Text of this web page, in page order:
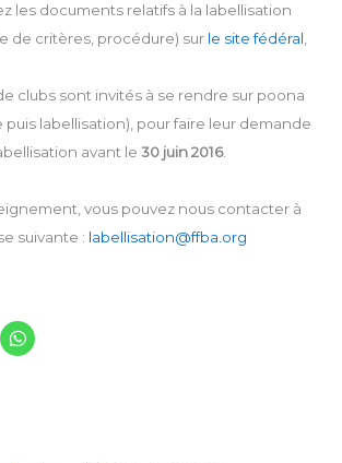
les documents relatifs à la labellisation
de critères, procédure) sur le site fédéral,
clubs sont invités à se rendre sur poona
labellisation), pour faire leur demande
avant le 30 juin 2016.
vous pouvez nous contacter à
suivante : labellisation@ffba.org